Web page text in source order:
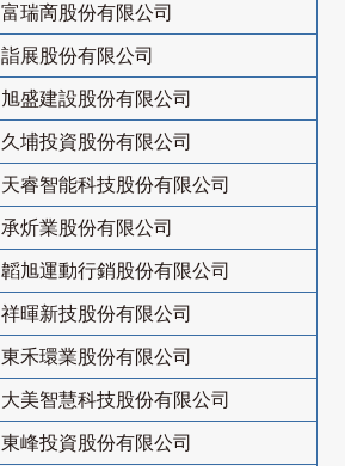
富瑞啇股份有限公司
詣展股份有限公司
旭盛建設股份有限公司
久埔投資股份有限公司
天睿智能科技股份有限公司
承炘業股份有限公司
韜旭運動行銷股份有限公司
祥暉新技股份有限公司
東禾環業股份有限公司
大美智慧科技股份有限公司
東峰投資股份有限公司